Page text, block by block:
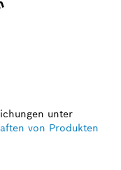
unter
von Produkten